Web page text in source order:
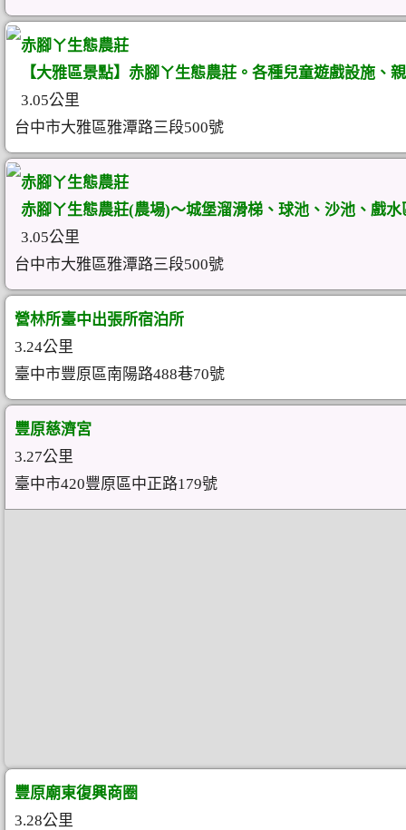
赤腳ㄚ生態農莊
【大雅區景點】赤腳ㄚ生態農莊。各種兒童遊戲設施、
3.05公里
台中市大雅區雅潭路三段500號
赤腳ㄚ生態農莊
赤腳ㄚ生態農莊(農場)～城堡溜滑梯、球池、沙池、戲水
3.05公里
台中市大雅區雅潭路三段500號
營林所臺中出張所宿泊所
3.24公里
臺中市豐原區南陽路488巷70號
豐原慈濟宮
3.27公里
臺中市420豐原區中正路179號
豐原廟東復興商圈
3.28公里